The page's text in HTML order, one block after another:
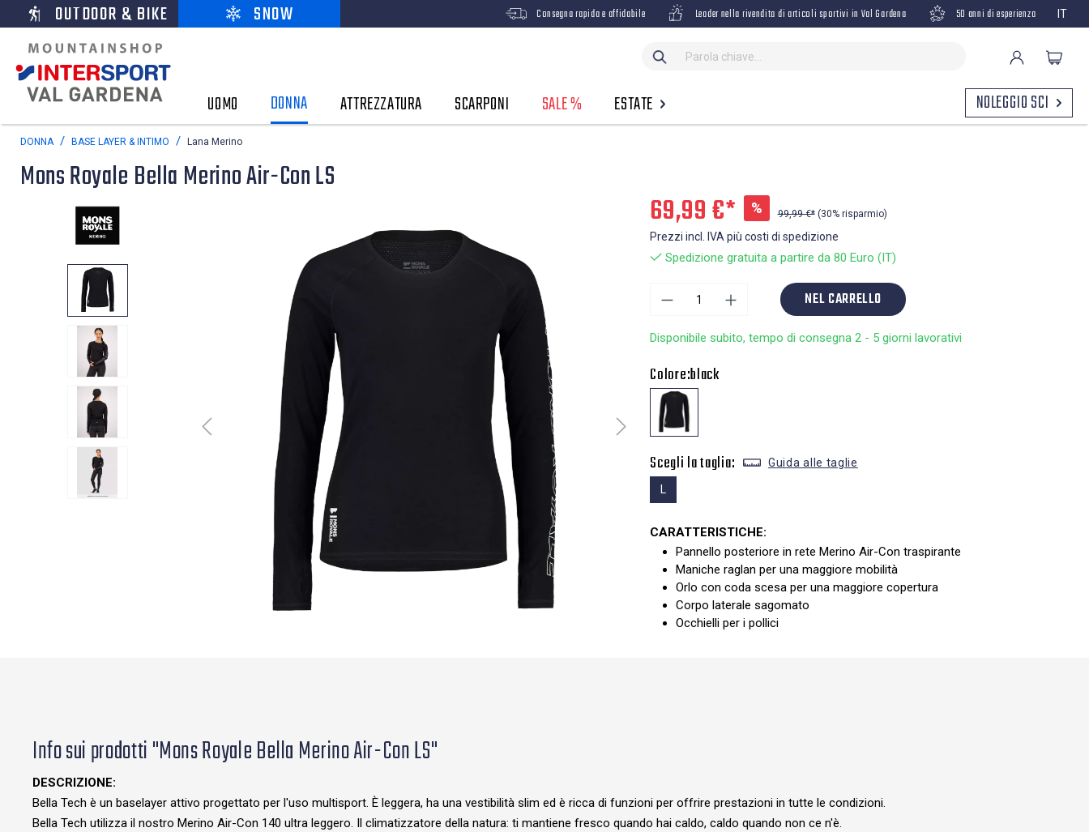
OUTDOOR & BIKE SNOW Consegna rapida e affidabile Leader nella rivendita di articoli sportivi in Val Gardena 50 anni di esperienza IT
UOMO DONNA ATTREZZATURA SCARPONI SALE % ESTATE NOLEGGIO SCI
DONNA BASE LAYER & INTIMO Lana Merino
Mons Royale Bella Merino Air-Con LS
69,99 €* % 99,99 €* (30% risparmio)
Prezzi incl. IVA più costi di spedizione
Spedizione gratuita a partire da 80 Euro (IT)
NEL CARRELLO
Disponibile subito, tempo di consegna 2 - 5 giorni lavorativi
Colore:black
Scegli la taglia: Guida alle taglie
L
CARATTERISTICHE:
Pannello posteriore in rete Merino Air-Con traspirante
Maniche raglan per una maggiore mobilità
Orlo con coda scesa per una maggiore copertura
Corpo laterale sagomato
Occhielli per i pollici
Info sui prodotti "Mons Royale Bella Merino Air-Con LS"
DESCRIZIONE:
Bella Tech è un baselayer attivo progettato per l'uso multisport. È leggera, ha una vestibilità slim ed è ricca di funzioni per offrire prestazioni in tutte le condizioni.
Bella Tech utilizza il nostro Merino Air-Con 140 ultra leggero. Il climatizzatore della natura: ti mantiene fresco quando hai caldo, caldo quando non ce n'è.